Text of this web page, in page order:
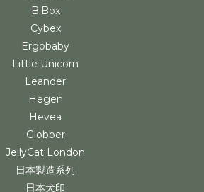
B.Box
Cybex
Ergobaby
Little Unicorn
Leander
Hegen
Hevea
Globber
JellyCat London
日本製造系列
日本犬印